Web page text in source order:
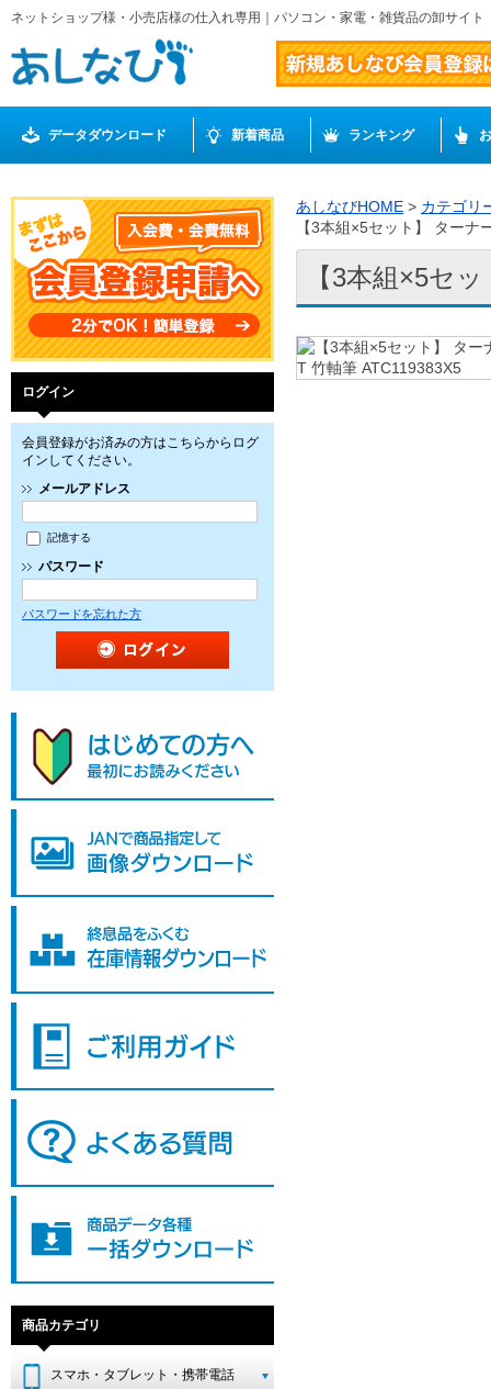
ネットショップ様・小売店様の仕入れ専用｜パソコン・家電・雑貨品の卸サイ
データダウンロード 新着商品 ランキング
ログイン
会員登録がお済みの方はこちらからログ
インしてください。
メールアドレス
記憶する
パスワード
パスワードを忘れた方
商品カテゴリ
スマホ・タブレット・携帯電話
あしなびHOME > カテゴリ
【3本組×5セット】 ター
【3本組×5セ